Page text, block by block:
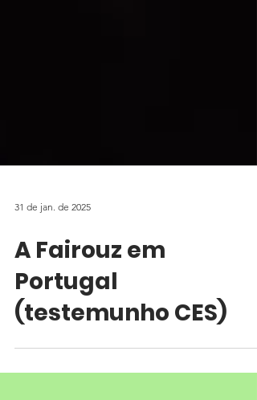
31 de jan. de 2025
A Fairouz em
Portugal
(testemunho CES)